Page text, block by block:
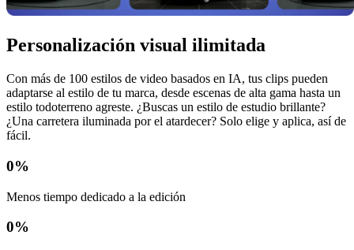
Personalización visual ilimitada
Con más de 100 estilos de video basados ​​en IA, tus clips pueden
adaptarse al estilo de tu marca, desde escenas de alta gama hasta un
estilo todoterreno agreste. ¿Buscas un estilo de estudio brillante?
¿Una carretera iluminada por el atardecer? Solo elige y aplica, así de
fácil.
0%
Menos tiempo dedicado a la edición
0%